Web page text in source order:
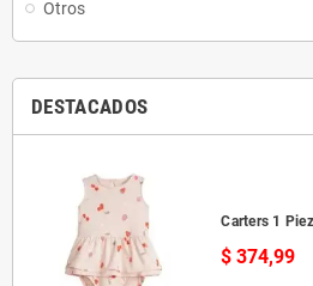
Otros
DESTACADOS
Carters 1
$ 374,99